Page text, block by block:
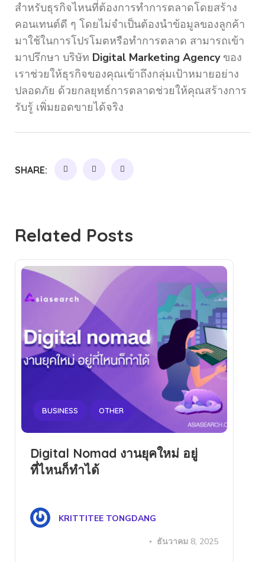
สำหรับธุรกิจไหนที่ต้องการทำการตลาดโดยสร้าง
คอนเทนต์ดี ๆ โดยไม่จำเป็นต้องนำข้อมูลของลูกค้า
มาใช้ในการโปรโมตหรือทำการตลาด สามารถเข้า
มาปรึกษา บริษัท Digital Marketing Agencyของ
เราช่วยให้ธุรกิจของคุณเข้าถึงกลุ่มเป้าหมายอย่าง
ปลอดภัย ด้วยกลยุทธ์การตลาดช่วยให้คุณสร้างการ
รับรู้ เพิ่มยอดขายได้จริง
SHARE:
Related Posts
BUSINESS OTHER
Digital Nomad งานยุคใหม่ อยู่
ที่ไหนก็ทำได้
KRITTITEE TONGDANG
ธันวาคม 8, 2025